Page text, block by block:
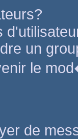
un
le
de